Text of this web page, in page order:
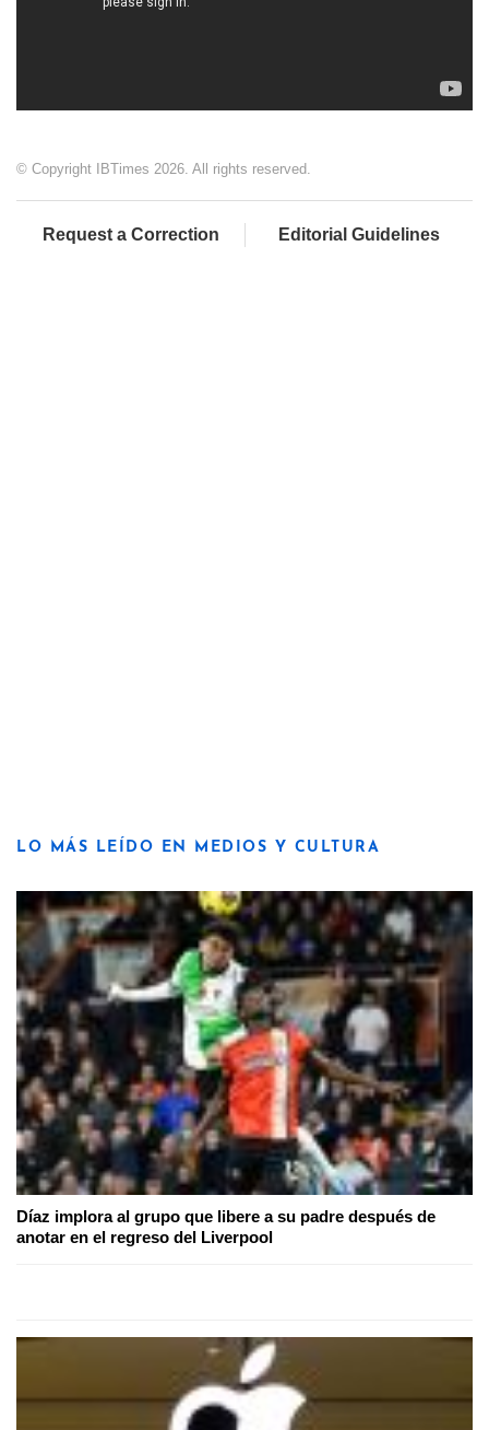
© Copyright IBTimes 2026. All rights reserved.
Request a Correction Editorial Guidelines
LO MÁS LEÍDO EN MEDIOS Y CULTURA
Díaz implora al grupo que libere a su padre después de
anotar en el regreso del Liverpool